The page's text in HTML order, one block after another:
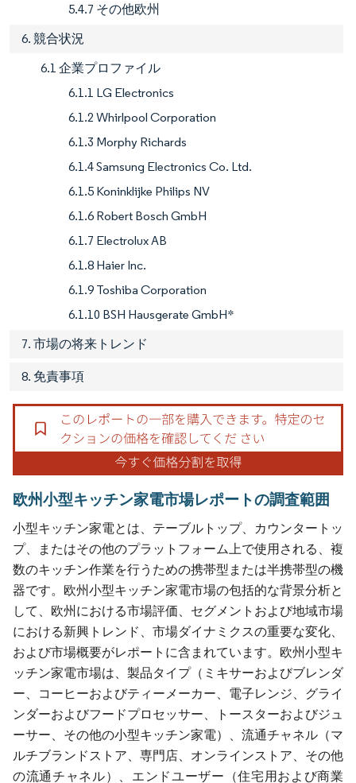
5.4.7 その他欧州
6. 競合状況
6.1 企業プロファイル
6.1.1 LG Electronics
6.1.2 Whirlpool Corporation
6.1.3 Morphy Richards
6.1.4 Samsung Electronics Co. Ltd.
6.1.5 Koninklijke Philips NV
6.1.6 Robert Bosch GmbH
6.1.7 Electrolux AB
6.1.8 Haier Inc.
6.1.9 Toshiba Corporation
6.1.10 BSH Hausgerate GmbH*
7. 市場の将来トレンド
8. 免責事項
欧州小型キッチン家電市場レポートの調査範囲
小型キッチン家電とは、テーブルトップ、カウンタートッ
プ、またはその他のプラットフォーム上で使用される、複
数のキッチン作業を行うための携帯型または半携帯型の機
器です。欧州小型キッチン家電市場の包括的な背景分析と
して、欧州における市場評価、セグメントおよび地域市場
における新興トレンド、市場ダイナミクスの重要な変化、
および市場概要がレポートに含まれています。欧州小型キ
ッチン家電市場は、製品タイプ（ミキサーおよびブレンダ
ー、コーヒーおよびティーメーカー、電子レンジ、グライ
ンダーおよびフードプロセッサー、トースターおよびジュ
ーサー、その他の小型キッチン家電）、流通チャネル（マ
ルチブランドストア、専門店、オンラインストア、その他
の流通チャネル）、エンドユーザー（住宅用および商業